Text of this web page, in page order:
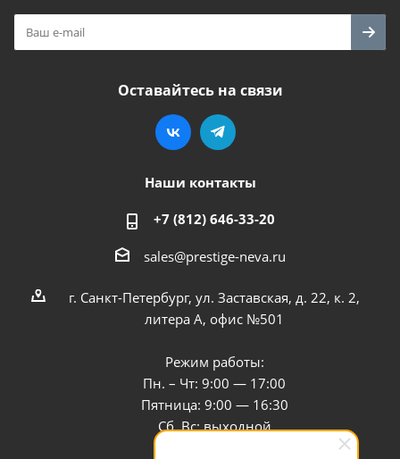
Оставайтесь на связи
Наши контакты
+7 (812) 646-33-20
sales@prestige-neva.ru
г. Санкт-Петербург, ул. Заставская, д. 22, к. 2,
литера А, офис №501
Режим работы:
Пн. – Чт: 9:00 — 17:00
Пятница: 9:00 — 16:30
Сб, Вс: выходной